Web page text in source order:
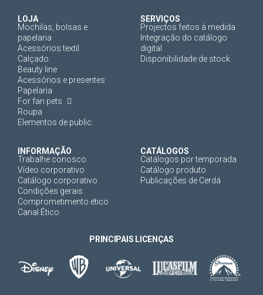
LOJA
Mochilas, bolsas e
papelaria
Acessórios textil
Calçado
Beauty line
Acessórios e presentes
Papelaria
For fan pets
Roupa
Elementos de public.
SERVIÇOS
Projectos feitos à medida
Integração do catálogo
digital
Disponibilidade de stock
INFORMAÇÃO
Trabalhe conosco
Vídeo corporativo
Catálogo corporativo
Condições gerais
Comprometimento ético
Canal Ético
CATÁLOGOS
Catálogos por temporada
Catálogo produto
Publicações de Cerdá
PRINCIPAIS LICENÇAS